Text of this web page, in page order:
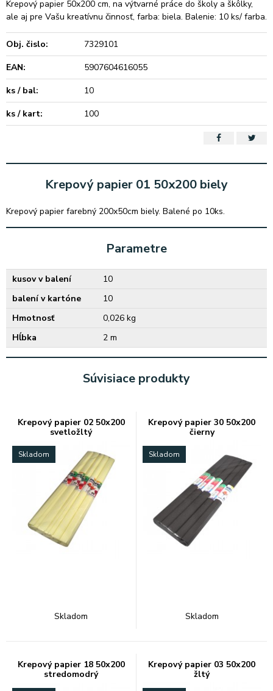
Krepový papier 50x200 cm, na výtvarné práce do školy a škôlky,
ale aj pre Vašu kreatívnu činnosť, farba: biela. Balenie: 10 ks/ farba.
Obj. čislo:
7329101
EAN:
5907604616055
ks / bal:
10
ks / kart:
100
Krepový papier 01 50x200 biely
Krepový papier farebný 200x50cm biely. Balené po 10ks.
Parametre
kusov v balení
10
balení v kartóne
10
Hmotnosť
0,026 kg
Hĺbka
2 m
Súvisiace produkty
Krepový papier 02 50x200
svetložltý
Skladom
Skladom
Krepový papier 30 50x200
čierny
Skladom
Skladom
Krepový papier 18 50x200
stredomodrý
Krepový papier 03 50x200
žltý